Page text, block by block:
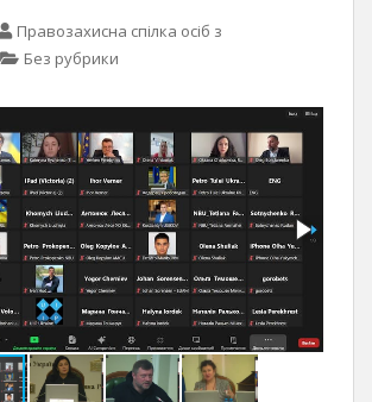
Правозахисна спілка осіб з
Без рубрики